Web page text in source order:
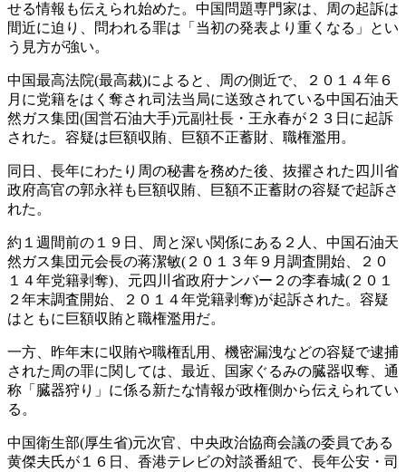
せる情報も伝えられ始めた。中国問題専門家は、周の起訴は
間近に迫り、問われる罪は「当初の発表より重くなる」とい
う見方が強い。
中国最高法院(最高裁)によると、周の側近で、２０１４年６
月に党籍をはく奪され司法当局に送致されている中国石油天
然ガス集団(国営石油大手)元副社長・王永春が２３日に起訴
された。容疑は巨額収賄、巨額不正蓄財、職権濫用。
同日、長年にわたり周の秘書を務めた後、抜擢された四川省
政府高官の郭永祥も巨額収賄、巨額不正蓄財の容疑で起訴さ
れた。
約１週間前の１９日、周と深い関係にある２人、中国石油天
然ガス集団元会長の蒋潔敏(２０１３年９月調査開始、２０
１４年党籍剥奪)、元四川省政府ナンバー２の李春城(２０１
２年末調査開始、２０１４年党籍剥奪)が起訴された。容疑
はともに巨額収賄と職権濫用だ。
一方、昨年末に収賄や職権乱用、機密漏洩などの容疑で逮捕
された周の罪に関しては、最近、国家ぐるみの臓器収奪、通
称「臓器狩り」に係る新たな情報が政権側から伝えられてい
る。
中国衛生部(厚生省)元次官、中央政治協商会議の委員である
黄傑夫氏が１６日、香港テレビの対談番組で、長年公安・司